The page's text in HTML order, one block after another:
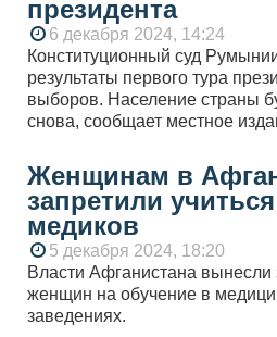
президента
6 декабря 2024, 14:24
Конституционный суд
результаты первого тура
выборов. Население страны
снова, сообщает местное
Женщинам в
запретили
медиков
5 декабря 2024, 18:20
Власти Афганистана вынесли
женщин на обучение в
заведениях.